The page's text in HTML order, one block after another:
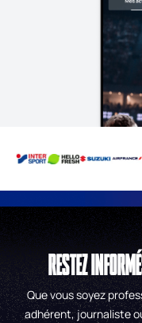
RESTEZ
Que vous soyez
adhérent, journaliste